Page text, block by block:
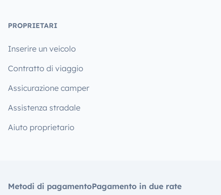
PROPRIETARI
Inserire un veicolo
Contratto di viaggio
Assicurazione camper
Assistenza stradale
Aiuto proprietario
Metodi di pagamentoPagamento in due rate